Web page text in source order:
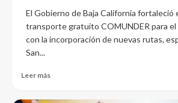
El Gobierno de Baja California fortaleció
transporte gratuito COMUNDER para
con la incorporación de nuevas rutas,
San...
Leer más